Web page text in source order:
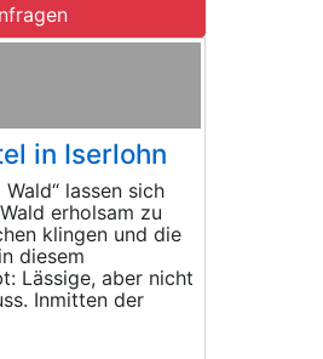
in Iserlohn
lassen sich
erholsam zu
klingen und die
diesem
Lässige, aber nicht
Inmitten der